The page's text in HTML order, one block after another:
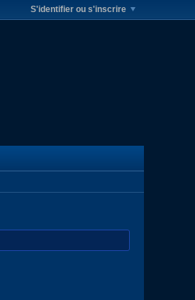
S'identifier ou s'inscrire